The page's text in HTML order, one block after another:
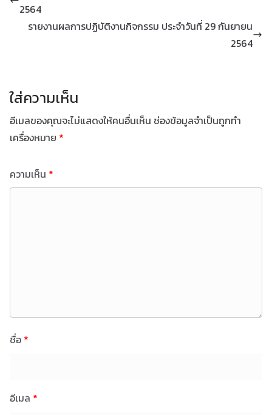
2564
รายงานผลการปฏิบัติงานกิจกรรม ประจำวันที่ 29 กันยายน
2564
ใส่ความเห็น
อีเมลของคุณจะไม่แสดงให้คนอื่นเห็น ช่องข้อมูลจำเป็นถูกทำ
เครื่องหมาย *
ความเห็น *
ชื่อ *
อีเมล *